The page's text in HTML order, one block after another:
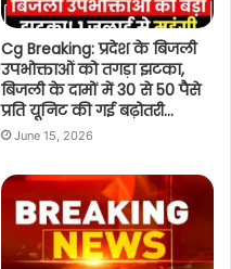
Cg Breaking: प्रदेश के बिजली
उपभोक्ताओं को तगड़ा झटका,
बिजली के दामों में 30 से 50 पैसे
प्रति यूनिट की गई बढ़ोतरी…
June 15, 2026